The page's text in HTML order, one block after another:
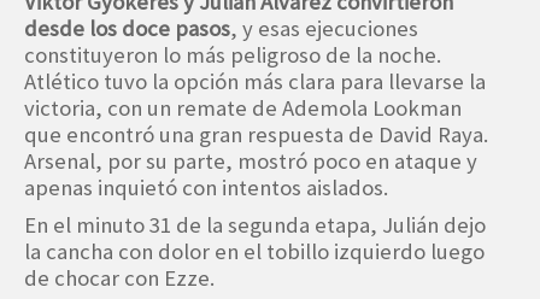
desde los doce pasos, y esas ejecuciones
constituyeron lo más peligroso de la noche.
Atlético tuvo la opción más clara para llevarse la
victoria, con un remate de Ademola Lookman
que encontró una gran respuesta de David Raya.
Arsenal, por su parte, mostró poco en ataque y
apenas inquietó con intentos aislados.
En el minuto 31 de la segunda etapa, Julián dejo
la cancha con dolor en el tobillo izquierdo luego
de chocar con Ezze.